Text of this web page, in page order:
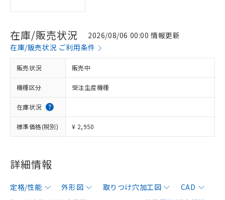
在庫/販売状況
2026/08/06 00:00 情報更新
在庫/販売状況 ご利用条件
販売状況 販売中
機種区分 受注生産機種
在庫状況
標準価格(税別) ¥ 2,950
詳細情報
定格/性能 外形図 取りつけ穴加工図
CAD